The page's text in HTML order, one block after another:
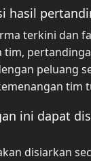
hasil
terkini dan
tim,
peluang
tim
ini dapat
disiarkan